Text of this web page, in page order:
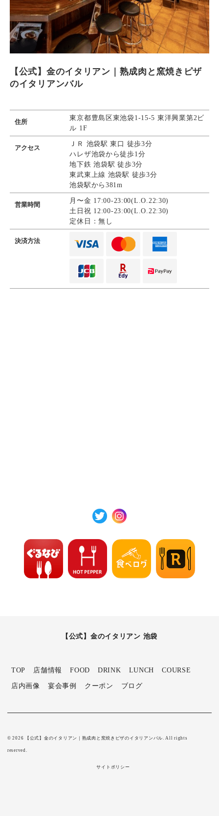
【公式】金のイタリアン｜熟成肉と窯焼きピザ
のイタリアンバル
住所
東京都豊島区東池袋1-15-5 東洋興業第2ビ
ル 1F
アクセス
ＪＲ 池袋駅 東口 徒歩3分
ハレザ池袋から徒歩1分
地下鉄 池袋駅 徒歩3分
東武東上線 池袋駅 徒歩3分
池袋駅から381m
営業時間
月〜金 17:00-23:00(L.O.22:30)
土日祝 12:00-23:00(L.O.22:30)
定休日：無し
決済方法
【公式】金のイタリアン 池袋
TOP 店舗情報 FOOD DRINK LUNCH COURSE
店内画像 宴会事例 クーポン ブログ
© 2026 【公式】金のイタリアン｜熟成肉と窯焼きピザのイタリアンバル. All rights
reserved.
サイトポリシー